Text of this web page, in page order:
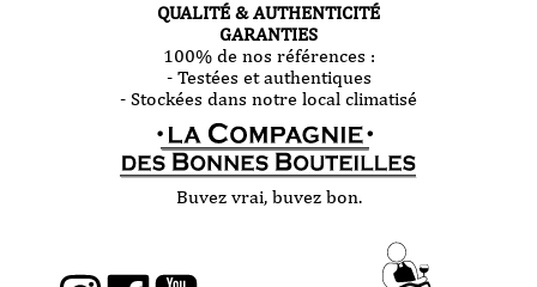
QUALITÉ & AUTHENTICITÉ
GARANTIES
100% de nos références :
- Testées et authentiques
- Stockées dans notre local climatisé
Buvez vrai, buvez bon.